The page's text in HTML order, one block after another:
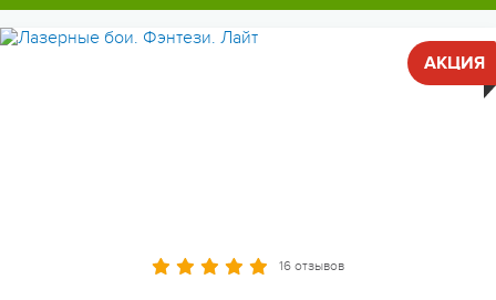
ОПЛАТА ТУРА ЧАСТЯМИ
16 отзывов
АКЦИЯ